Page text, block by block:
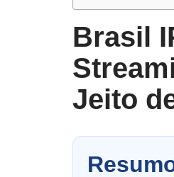
Brasil
Jeito